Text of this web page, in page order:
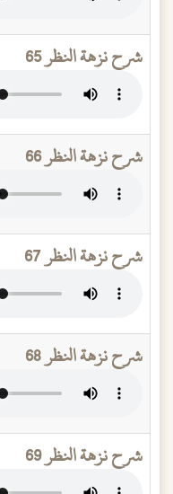
شرح نزهة النظر 65
شرح نزهة النظر 66
شرح نزهة النظر 67
شرح نزهة النظر 68
شرح نزهة النظر 69